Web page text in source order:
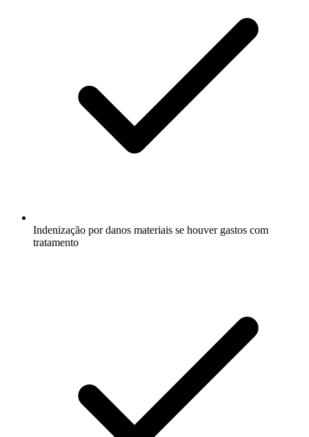
Indenização por danos materiais se houver gastos com
tratamento